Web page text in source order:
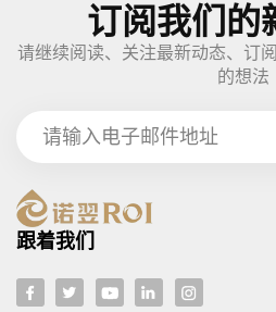
订阅我们的
请继续阅读、关注最新动态、订
的想法
跟着我们